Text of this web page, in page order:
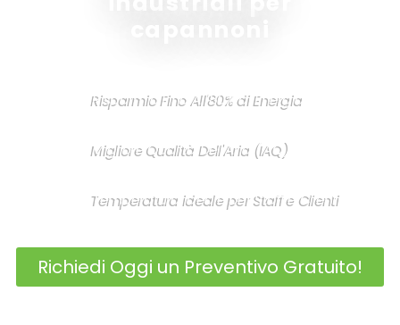
Risparmio Fino All'80% di Energia
Migliore Qualità Dell'Aria (IAQ)
Temperatura ideale per Staff e Clienti
Richiedi Oggi un Preventivo Gratuito!